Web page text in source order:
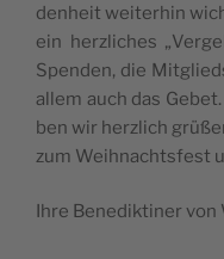
den­he­it wei­ter­hin
ein herz­lic­hes
Spen­den, die
allem auch das
ben wir herz­lich
zum Wei­hnac­ht­s­fest
Ihre Bene­dik­ti­ner von